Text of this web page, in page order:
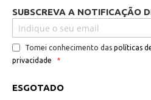
SUBSCREVA A NOTIFICAÇÃO
Tomei conhecimento das políticas
privacidade
ESGOTADO